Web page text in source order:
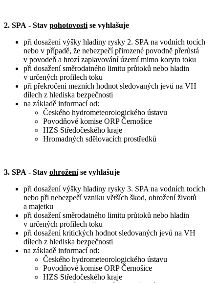
2. SPA - Stav pohotovosti se vyhlašuje
při dosažení výšky hladiny rysky 2. SPA na vodních tocích
nebo v případě, že nebezpečí přirozené povodně přerůstá
v povodeň a hrozí zaplavování území mimo koryto toku
při dosažení směrodatného limitu průtoků nebo hladin
v určených profilech toku
při překročení mezních hodnot sledovaných jevů na VH
dílech z hlediska bezpečnosti
na základě informací od:
Českého hydrometeorologického ústavu
Povodňové komise ORP Černošice
HZS Středočeského kraje
Hromadných sdělovacích prostředků
3. SPA - Stav ohrožení se vyhlašuje
při dosažení výšky hladiny rysky 3. SPA na vodních tocích
nebo při nebezpečí vzniku větších škod, ohrožení životů
a majetku
při dosažení směrodatného limitu průtoků nebo hladin
v určených profilech toku
při dosažení kritických hodnot sledovaných jevů na VH
dílech z hlediska bezpečnosti
na základě informací od:
Českého hydrometeorologického ústavu
Povodňové komise ORP Černošice
HZS Středočeského kraje